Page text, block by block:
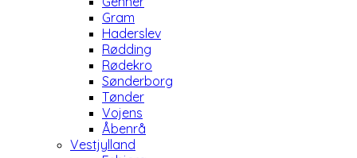
Gram
Haderslev
Rødding
Rødekro
Sønderborg
Tønder
Vojens
Åbenrå
Vestjylland